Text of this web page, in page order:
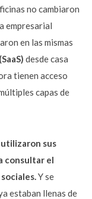
no cambiaron
empresarial
en las mismas
desde casa
tienen acceso
capas de
utilizaron sus
consultar el
Y se
estaban llenas de